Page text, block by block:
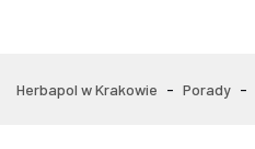
Herbapol w Krakowie - Porady -